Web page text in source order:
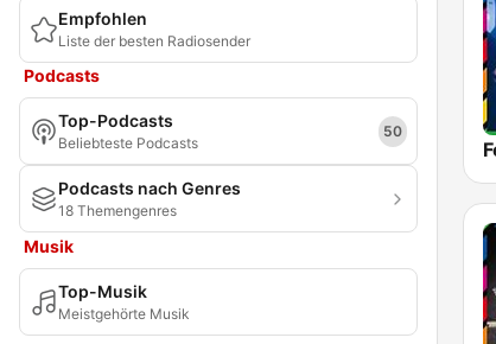
Empfohlen
Liste der besten Radiosender
Podcasts
Top-Podcasts
Beliebteste Podcasts
50
Podcasts nach Genres
18 Themengenres
Musik
Top-Musik
Meistgehörte Musik